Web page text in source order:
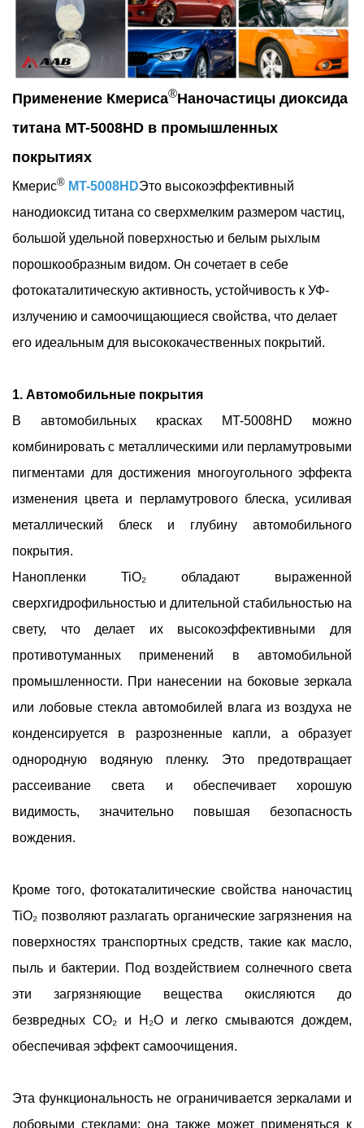
Применение Кмериса®Наночастицы диоксида
титана MT-5008HD в промышленных
покрытиях
Кмерис® MT-5008HDЭто высокоэффективный
нанодиоксид титана со сверхмелким размером частиц,
большой удельной поверхностью и белым рыхлым
порошкообразным видом. Он сочетает в себе
фотокаталитическую активность, устойчивость к УФ-
излучению и самоочищающиеся свойства, что делает
его идеальным для высококачественных покрытий.
1. Автомобильные покрытия
В автомобильных красках MT-5008HD можно
комбинировать с металлическими или перламутровыми
пигментами для достижения многоугольного эффекта
изменения цвета и перламутрового блеска, усиливая
металлический блеск и глубину автомобильного
покрытия.
Нанопленки TiO₂ обладают выраженной
сверхгидрофильностью и длительной стабильностью на
свету, что делает их высокоэффективными для
противотуманных применений в автомобильной
промышленности. При нанесении на боковые зеркала
или лобовые стекла автомобилей влага из воздуха не
конденсируется в разрозненные капли, а образует
однородную водяную пленку. Это предотвращает
рассеивание света и обеспечивает хорошую
видимость, значительно повышая безопасность
вождения.
Кроме того, фотокаталитические свойства наночастиц
TiO₂ позволяют разлагать органические загрязнения на
поверхностях транспортных средств, такие как масло,
пыль и бактерии. Под воздействием солнечного света
эти загрязняющие вещества окисляются до
безвредных CO₂ и H₂O и легко смываются дождем,
обеспечивая эффект самоочищения.
Эта функциональность не ограничивается зеркалами и
лобовыми стеклами; она также может применяться к